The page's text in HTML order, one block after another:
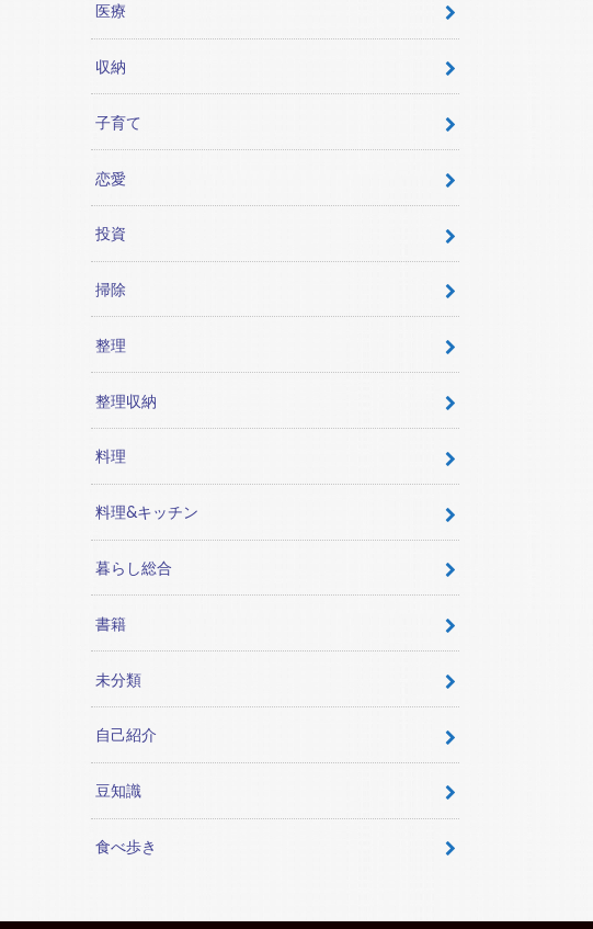
医療
収納
子育て
恋愛
投資
掃除
整理
整理収納
料理
料理&キッチン
暮らし総合
書籍
未分類
自己紹介
豆知識
食べ歩き